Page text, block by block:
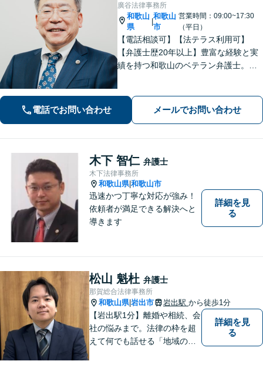
廣谷法律事務所
和歌山
県
|
和歌山
市
営業時間：09:00~17:30
（平日）
【電話相談可】【法テラス利用可】
【弁護士歴20年以上】豊富な経験と実
績を持つ和歌山のベテラン弁護士。
性弁護士も在籍。DV／モラハラ・お子
さまの問題も親身に取り組む【夜間・
電話でお問い合わせ メールでお問い合わせ
木下 智仁 弁護士
木下法律事務所
和歌山県|和歌山市
迅速かつ丁寧な対応が強み！
依頼者が満足できる解決へと
導きます
詳細を見
る
松山 魁杜 弁護士
那賀総合法律事務所
和歌山県|岩出市 岩出駅 から徒歩1分
【岩出駅1分】離婚や相続、会
社の悩みまで。法律の枠を超
えて何でも話せる「地域のか
詳細を見
る